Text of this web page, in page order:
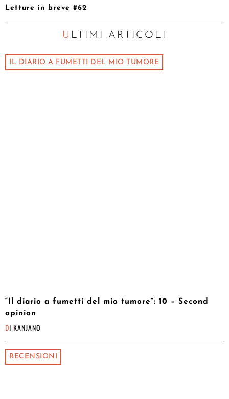
Letture in breve #62
ULTIMI ARTICOLI
IL DIARIO A FUMETTI DEL MIO TUMORE
“Il diario a fumetti del mio tumore”: 10 – Second
opinion
DI KANJANO
RECENSIONI